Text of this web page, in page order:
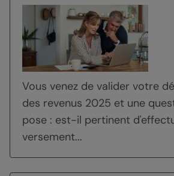
Vous venez de valider votre
des revenus 2025 et une
pose : est-il pertinent
versement...